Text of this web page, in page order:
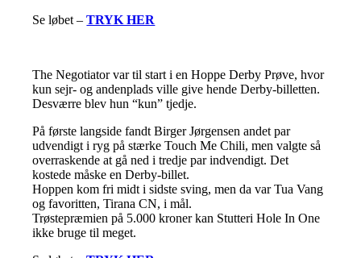
Se løbet –TRYK HER
The Negotiator var til start i en Hoppe Derby Prøve, hvor
kun sejr- og andenplads ville give hende Derby-billetten.
Desværre blev hun “kun” tjedje.
På første langside fandt Birger Jørgensen andet par
udvendigt i ryg på stærke Touch Me Chili, men valgte så
overraskende at gå ned i tredje par indvendigt. Det
kostede måske en Derby-billet.
Hoppen kom fri midt i sidste sving, men da var Tua Vang
og favoritten, Tirana CN, i mål.
Trøstepræmien på 5.000 kroner kan Stutteri Hole In One
ikke bruge til meget.